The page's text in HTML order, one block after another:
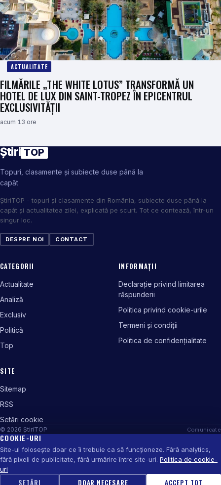
ACTUALITATE
FILMĂRILE „THE WHITE LOTUS” TRANSFORMĂ UN
HOTEL DE LUX DIN SAINT-TROPEZ ÎN EPICENTRUL
EXCLUSIVITĂȚII
acum 13 ore
Știri TOP
Topuri, clasamente și subiecte duse până la
capăt
ȘtiriTOP - topuri și clasamente din România, subiecte duse până la
capăt și actualitatea zilei, explicată pe scurt. Tot ce contează, într-un
singur loc.
DESPRE NOI CONTACT
CATEGORII
Actualitate
Analiză
Exclusiv
Politică
Top
INFORMAȚII
Declarație privind limitarea
răspunderii
Politica privind cookie-urile
Termeni și condiții
Politica de confidențialitate
SITE
Sitemap
RSS
Setări cookie
© 2026 ȘtiriTOP Comunicate
COOKIE-URI
Site-ul folosește doar ce îi trebuie ca să funcționeze. Fără analytics,
fără pixeli de publicitate, fără urmărire între site-uri. Politica de cookie-
uri
SETĂRI DOAR NECESARE ACCEPT TOT